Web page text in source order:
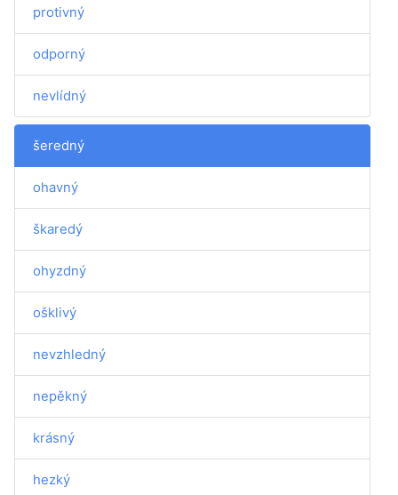
protivný
odporný
nevlídný
šeredný
ohavný
škaredý
ohyzdný
ošklivý
nevzhledný
nepěkný
krásný
hezký